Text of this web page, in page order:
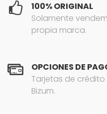
100% ORIGINAL
Solamente
propia marca.
OPCIONES DE
Tarjetas de
Bizum.